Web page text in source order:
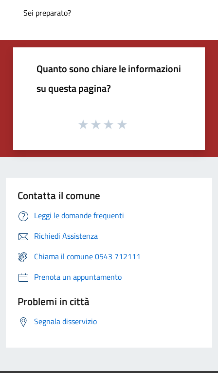
Sei preparato?
Quanto sono chiare le informazioni
su questa pagina?
Contatta il comune
Leggi le domande frequenti
Richiedi Assistenza
Chiama il comune 0543 712111
Prenota un appuntamento
Problemi in città
Segnala disservizio